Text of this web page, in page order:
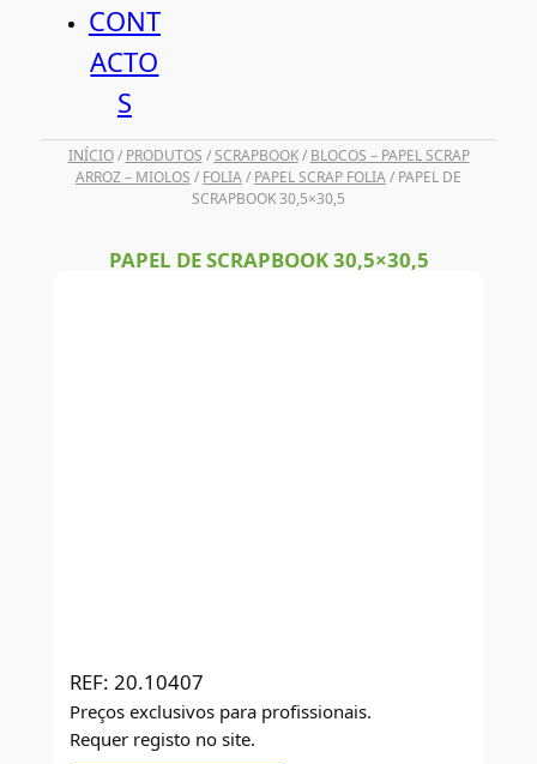
CONT
ACTO
S
INÍCIO/ PRODUTOS /SCRAPBOOK/ BLOCOS – PAPEL SCRAP
ARROZ – MIOLOS / FOLIA/ PAPEL SCRAP FOLIA/ PAPEL DE
SCRAPBOOK 30,5×30,5
PAPEL DE SCRAPBOOK 30,5×30,5
REF: 20.10407
Preços exclusivos para profissionais.
Requer registo no site.